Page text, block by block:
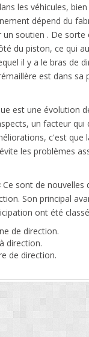
les véhicules,
dépend du
soutien . De
du piston, ce qui
il y a le bras de
est dans sa
est une évolution
un facteur
c'est
les problèmes
Ce sont de nouvelles
Son principal
ont été
de direction.
direction.
de direction.